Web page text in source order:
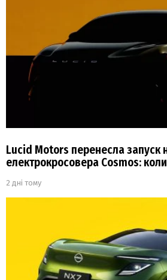
Lucid Motors перенесла запуск
електрокросовера Cosmos:
2 дні тому